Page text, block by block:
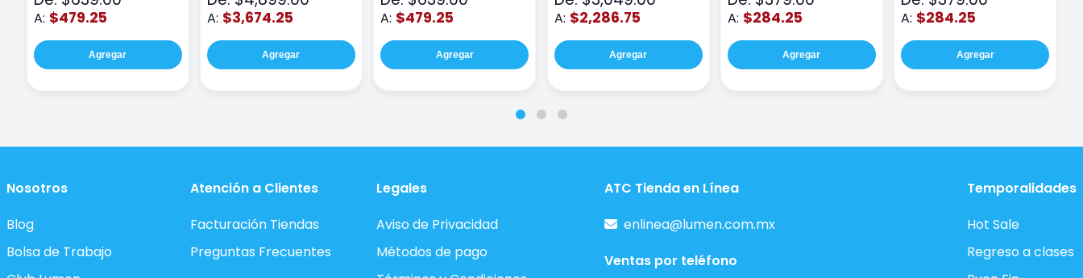
A: $479.25
Agregar
A: $3,674.25
Agregar
A: $479.25
Agregar
A: $2,286.75
Agregar
A: $284.25
Agregar
A: $284.25
Agregar
Nosotros
Blog
Bolsa de Trabajo
Atención a Clientes
Facturación Tiendas
Preguntas Frecuentes
Legales
Aviso de Privacidad
Métodos de pago
ATC Tienda en Línea
enlinea@lumen.com.mx
Ventas por teléfono
Temporalidades
Hot Sale
Regreso a clases